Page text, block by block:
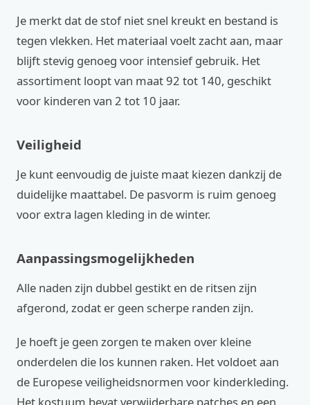
Je merkt dat de stof niet snel kreukt en bestand is
tegen vlekken. Het materiaal voelt zacht aan, maar
blijft stevig genoeg voor intensief gebruik. Het
assortiment loopt van maat 92 tot 140, geschikt
voor kinderen van 2 tot 10 jaar.
Veiligheid
Je kunt eenvoudig de juiste maat kiezen dankzij de
duidelijke maattabel. De pasvorm is ruim genoeg
voor extra lagen kleding in de winter.
Aanpassingsmogelijkheden
Alle naden zijn dubbel gestikt en de ritsen zijn
afgerond, zodat er geen scherpe randen zijn.
Je hoeft je geen zorgen te maken over kleine
onderdelen die los kunnen raken. Het voldoet aan
de Europese veiligheidsnormen voor kinderkleding.